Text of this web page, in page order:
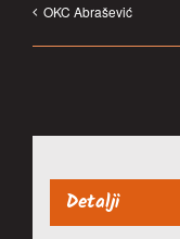
OKC Abrašević
Detalji